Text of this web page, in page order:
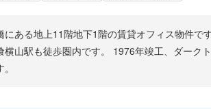
にある地上11階地下1階の賃貸オフィス物件
横山駅も徒歩圏内です。 1976年竣工、ダーク